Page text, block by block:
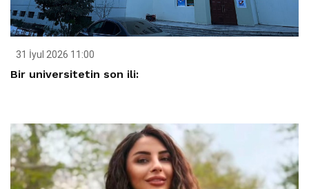
31 İyul 2026 11:00
Bir universitetin son ili: